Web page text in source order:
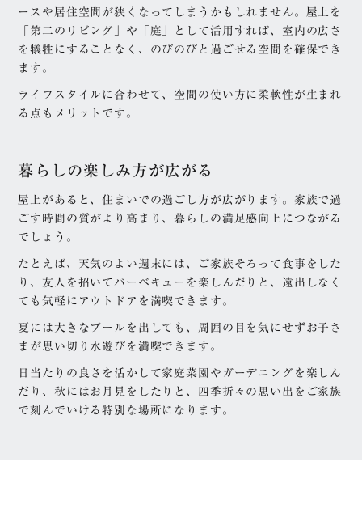
ースや居住空間が狭くなってしまうかもしれません。屋上を
「第二のリビング」や「庭」として活用すれば、室内の広さ
を犠牲にすることなく、のびのびと過ごせる空間を確保でき
ます。
ライフスタイルに合わせて、空間の使い方に柔軟性が生まれ
る点もメリットです。
暮らしの楽しみ方が広がる
屋上があると、住まいでの過ごし方が広がります。家族で過
ごす時間の質がより高まり、暮らしの満足感向上につながる
でしょう。
たとえば、天気のよい週末には、ご家族そろって食事をした
り、友人を招いてバーベキューを楽しんだりと、遠出しなく
ても気軽にアウトドアを満喫できます。
夏には大きなプールを出しても、周囲の目を気にせずお子さ
まが思い切り水遊びを満喫できます。
日当たりの良さを活かして家庭菜園やガーデニングを楽しん
だり、秋にはお月見をしたりと、四季折々の思い出をご家族
で刻んでいける特別な場所になります。